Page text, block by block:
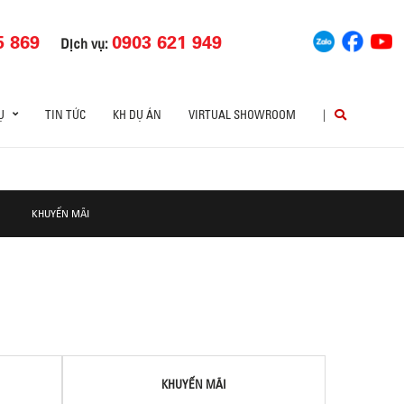
869 Dịch vụ:0903 621 949
TIN TỨC KH DỰ ÁN VIRTUAL SHOWROOM |
KHUYẾN MÃI
KHUYẾN MÃI